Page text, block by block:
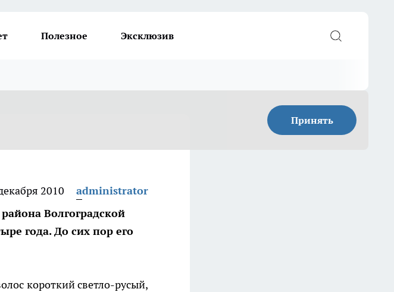
Полезное Эксклюзив
Принять
2010
administrator
Волгоградской
года. До сих пор его
короткий светло-русый,